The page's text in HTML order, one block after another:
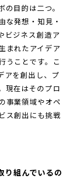
目的は二つ。
な発想・知見・
ビジネス創造ア
まれたアイデア
うことです。こ
アを創出し、プ
現在はそのプロ
事業領域やオペ
ス創出にも挑戦
り組んでいるの